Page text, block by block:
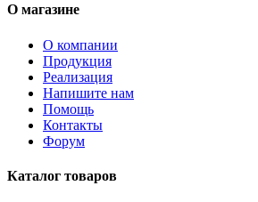
О магазине
О компании
Продукция
Реализация
Напишите нам
Помощь
Контакты
Форум
Каталог товаров